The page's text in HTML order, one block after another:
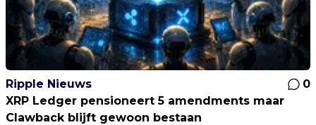
Ripple Nieuws
0
XRP Ledger pensioneert 5 amendments maar
Clawback blijft gewoon bestaan